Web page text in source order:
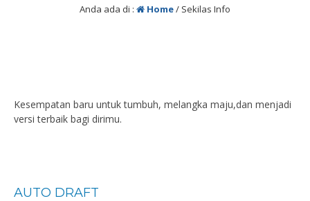
Anda ada di : Home/ Sekilas Info
Kesempatan baru untuk tumbuh, melangka maju,dan menjadi
versi terbaik bagi dirimu.
AUTO DRAFT